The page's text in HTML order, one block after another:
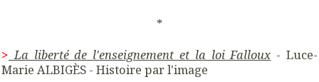
*
> La liberté de l'enseignement et la loi Falloux - Luce-
Marie ALBIGÈS - Histoire par l'image